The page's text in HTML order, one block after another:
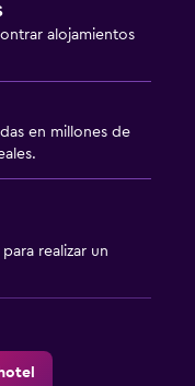
alojamientos
en millones de
para realizar un